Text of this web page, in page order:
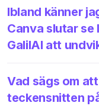
Ibland känner
Canva slutar se
GalilAI att
Vad sägs om
teckensnitten